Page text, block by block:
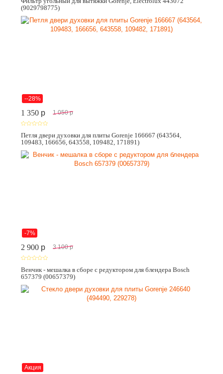
(9029798775)
--28%
1 350 p 1 050 p
Петля двери духовки для плиты Gorenje 166667 (643564,
109483, 166656, 643558, 109482, 171891)
-7%
2 900 p 3 100 p
Венчик - мешалка в сборе с редуктором для блендера Bosch
657379 (00657379)
Акция